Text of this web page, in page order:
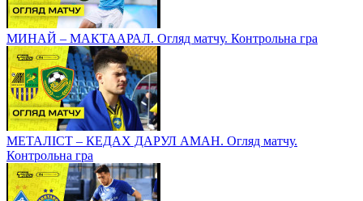
МИНАЙ – МАКТААРАЛ. Огляд матчу. Контрольна гра
МЕТАЛІСТ – КЕДАХ ДАРУЛ АМАН. Огляд матчу.
Контрольна гра